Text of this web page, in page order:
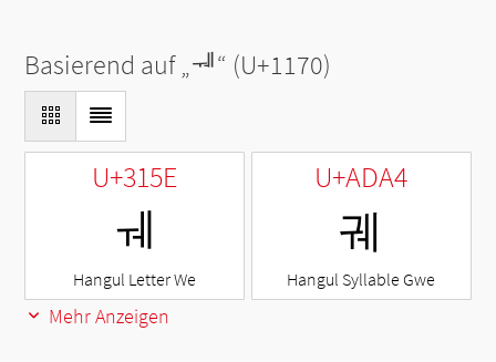
Basierend auf „ᅰ“ (U+1170)
U+315E
ㅞ
Hangul Letter We
U+ADA4
궤
Hangul Syllable Gwe
Mehr Anzeigen